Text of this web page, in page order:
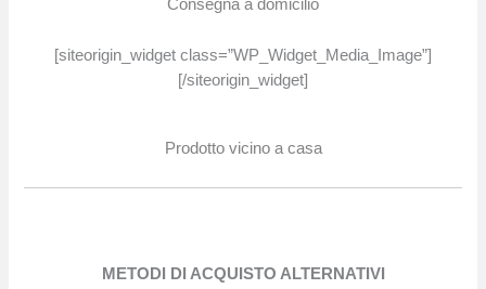
Consegna a domicilio
[siteorigin_widget class=”WP_Widget_Media_Image”]
[/siteorigin_widget]
Prodotto vicino a casa
METODI DI ACQUISTO ALTERNATIVI